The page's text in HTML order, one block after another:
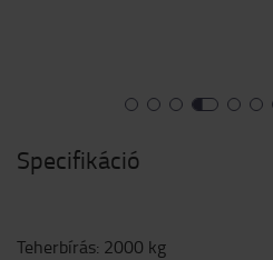
Specifikáció
Teherbírás: 2000 kg